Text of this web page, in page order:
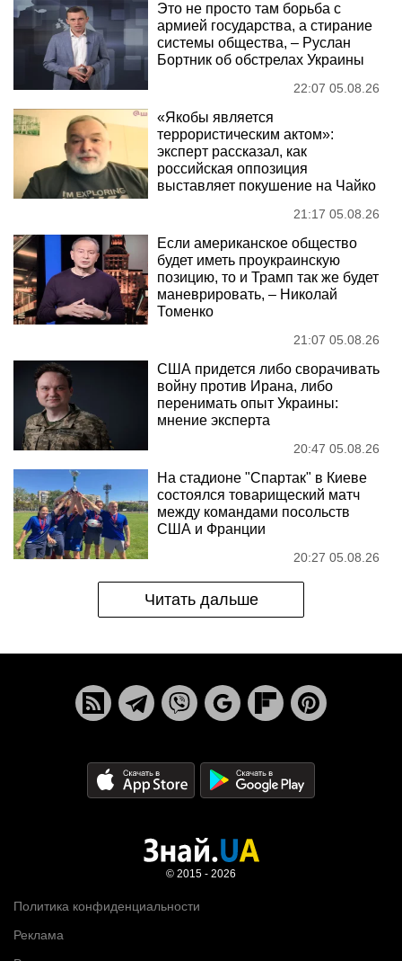
Это не просто там борьба с
армией государства, а стирание
системы общества, – Руслан
Бортник об обстрелах Украины
22:07 05.08.26
«Якобы является
террористическим актом»:
эксперт рассказал, как
российская оппозиция
выставляет покушение на Чайко
21:17 05.08.26
Если американское общество
будет иметь проукраинскую
позицию, то и Трамп так же будет
маневрировать, – Николай
Томенко
21:07 05.08.26
США придется либо сворачивать
войну против Ирана, либо
перенимать опыт Украины:
мнение эксперта
20:47 05.08.26
На стадионе "Спартак" в Киеве
состоялся товарищеский матч
между командами посольств
США и Франции
20:27 05.08.26
Читать дальше
Политика конфиденциальности
Реклама
© 2015 - 2026